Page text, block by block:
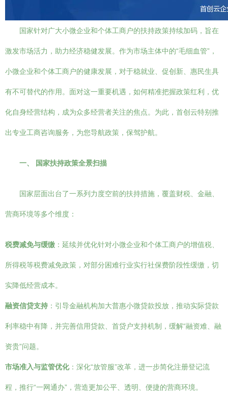
国家针对广大小微企业和个体工商户的扶持政策持续加码，旨在
激发市场活力，助力经济稳健发展。作为市场主体中的“毛细血管”，
小微企业和个体工商户的健康发展，对于稳就业、促创新、惠民生具
有不可替代的作用。面对这一重要机遇，如何精准把握政策红利，优
化自身经营结构，成为众多经营者关注的焦点。为此，首创云特别推
出专业工商咨询服务，为您导航政策，保驾护航。
一、 国家扶持政策全景扫描
国家层面出台了一系列力度空前的扶持措施，覆盖财税、金融、
营商环境等多个维度：
税费减免与缓缴 ：延续并优化针对小微企业和个体工商户的增值税、
所得税等税费减免政策，对部分困难行业实行社保费阶段性缓缴，切
实降低经营成本。
融资信贷支持 ：引导金融机构加大普惠小微贷款投放，推动实际贷款
利率稳中有降，并完善信用贷款、首贷户支持机制，缓解“融资难、融
资贵”问题。
市场准入与监管优化：深化“放管服”改革，进一步简化注册登记流
程，推行“一网通办”，营造更加公平、透明、便捷的营商环境。